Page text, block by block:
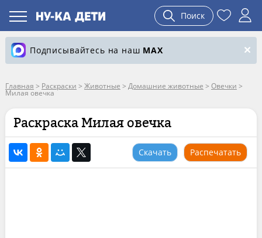
Поиск
Подписывайтесь на наш MAX
Главная > Раскраски > Животные > Домашние животные > Овечки >
Милая овечка
Раскраска Милая овечка
Скачать Распечатать